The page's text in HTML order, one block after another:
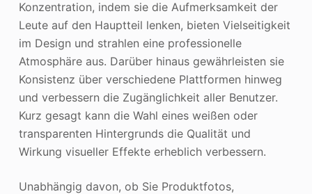
Konzentration, indem sie die Aufmerksamkeit der
Leute auf den Hauptteil lenken, bieten Vielseitigkeit
im Design und strahlen eine professionelle
Atmosphäre aus. Darüber hinaus gewährleisten sie
Konsistenz über verschiedene Plattformen hinweg
und verbessern die Zugänglichkeit aller Benutzer.
Kurz gesagt kann die Wahl eines weißen oder
transparenten Hintergrunds die Qualität und
Wirkung visueller Effekte erheblich verbessern.
Unabhängig davon, ob Sie Produktfotos,